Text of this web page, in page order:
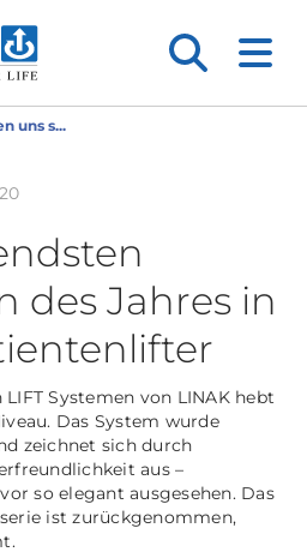
uns s...
des Jahres in
Systemen von LINAK hebt
Das System wurde
zeichnet sich durch
aus –
so elegant ausgesehen. Das
ist zurückgenommen,